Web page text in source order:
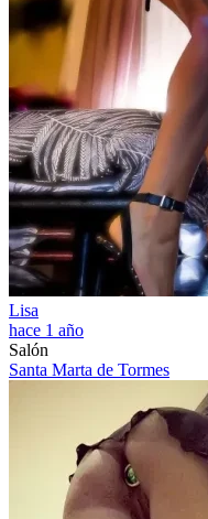
Lisa
hace 1 año
Salón
Santa Marta de Tormes